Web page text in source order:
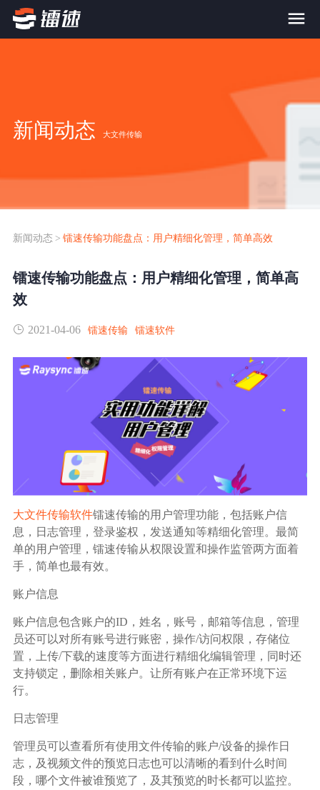
FTP替代升级
SDK传输应用集成
镭速FTP加速
跨国数据传输
数据协作
数据分发
行业应用解决方案
政府机构
广告媒体
金融行业
基因行业
汽车行业
案例
新闻动态
生态合作
关于镭速
新闻动态 大文件传输
新闻动态 > 镭速传输功能盘点：用户精细化管理，简单高效
镭速传输功能盘点：用户精细化管理，简单高
效
2021-04-06 镭速传输 镭速软件
大文件传输软件镭速传输的用户管理功能，包括账户信
息，日志管理，登录鉴权，发送通知等精细化管理。最简
单的用户管理，镭速传输从权限设置和操作监管两方面着
手，简单也最有效。
账户信息
账户信息包含账户的ID，姓名，账号，邮箱等信息，管理
员还可以对所有账号进行账密，操作/访问权限，存储位
置，上传/下载的速度等方面进行精细化编辑管理，同时还
支持锁定，删除相关账户。让所有账户在正常环境下运
行。
日志管理
管理员可以查看所有使用文件传输的账户/设备的操作日
志，及视频文件的预览日志也可以清晰的看到什么时间
段，哪个文件被谁预览了，及其预览的时长都可以监控。